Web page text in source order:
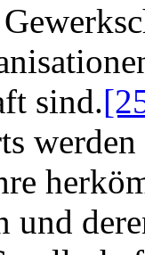
sind.
und